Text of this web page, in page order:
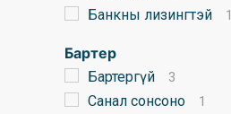
Банкны лизингтэй 1
Бартер
Бартергүй 3
Санал сонсоно 1